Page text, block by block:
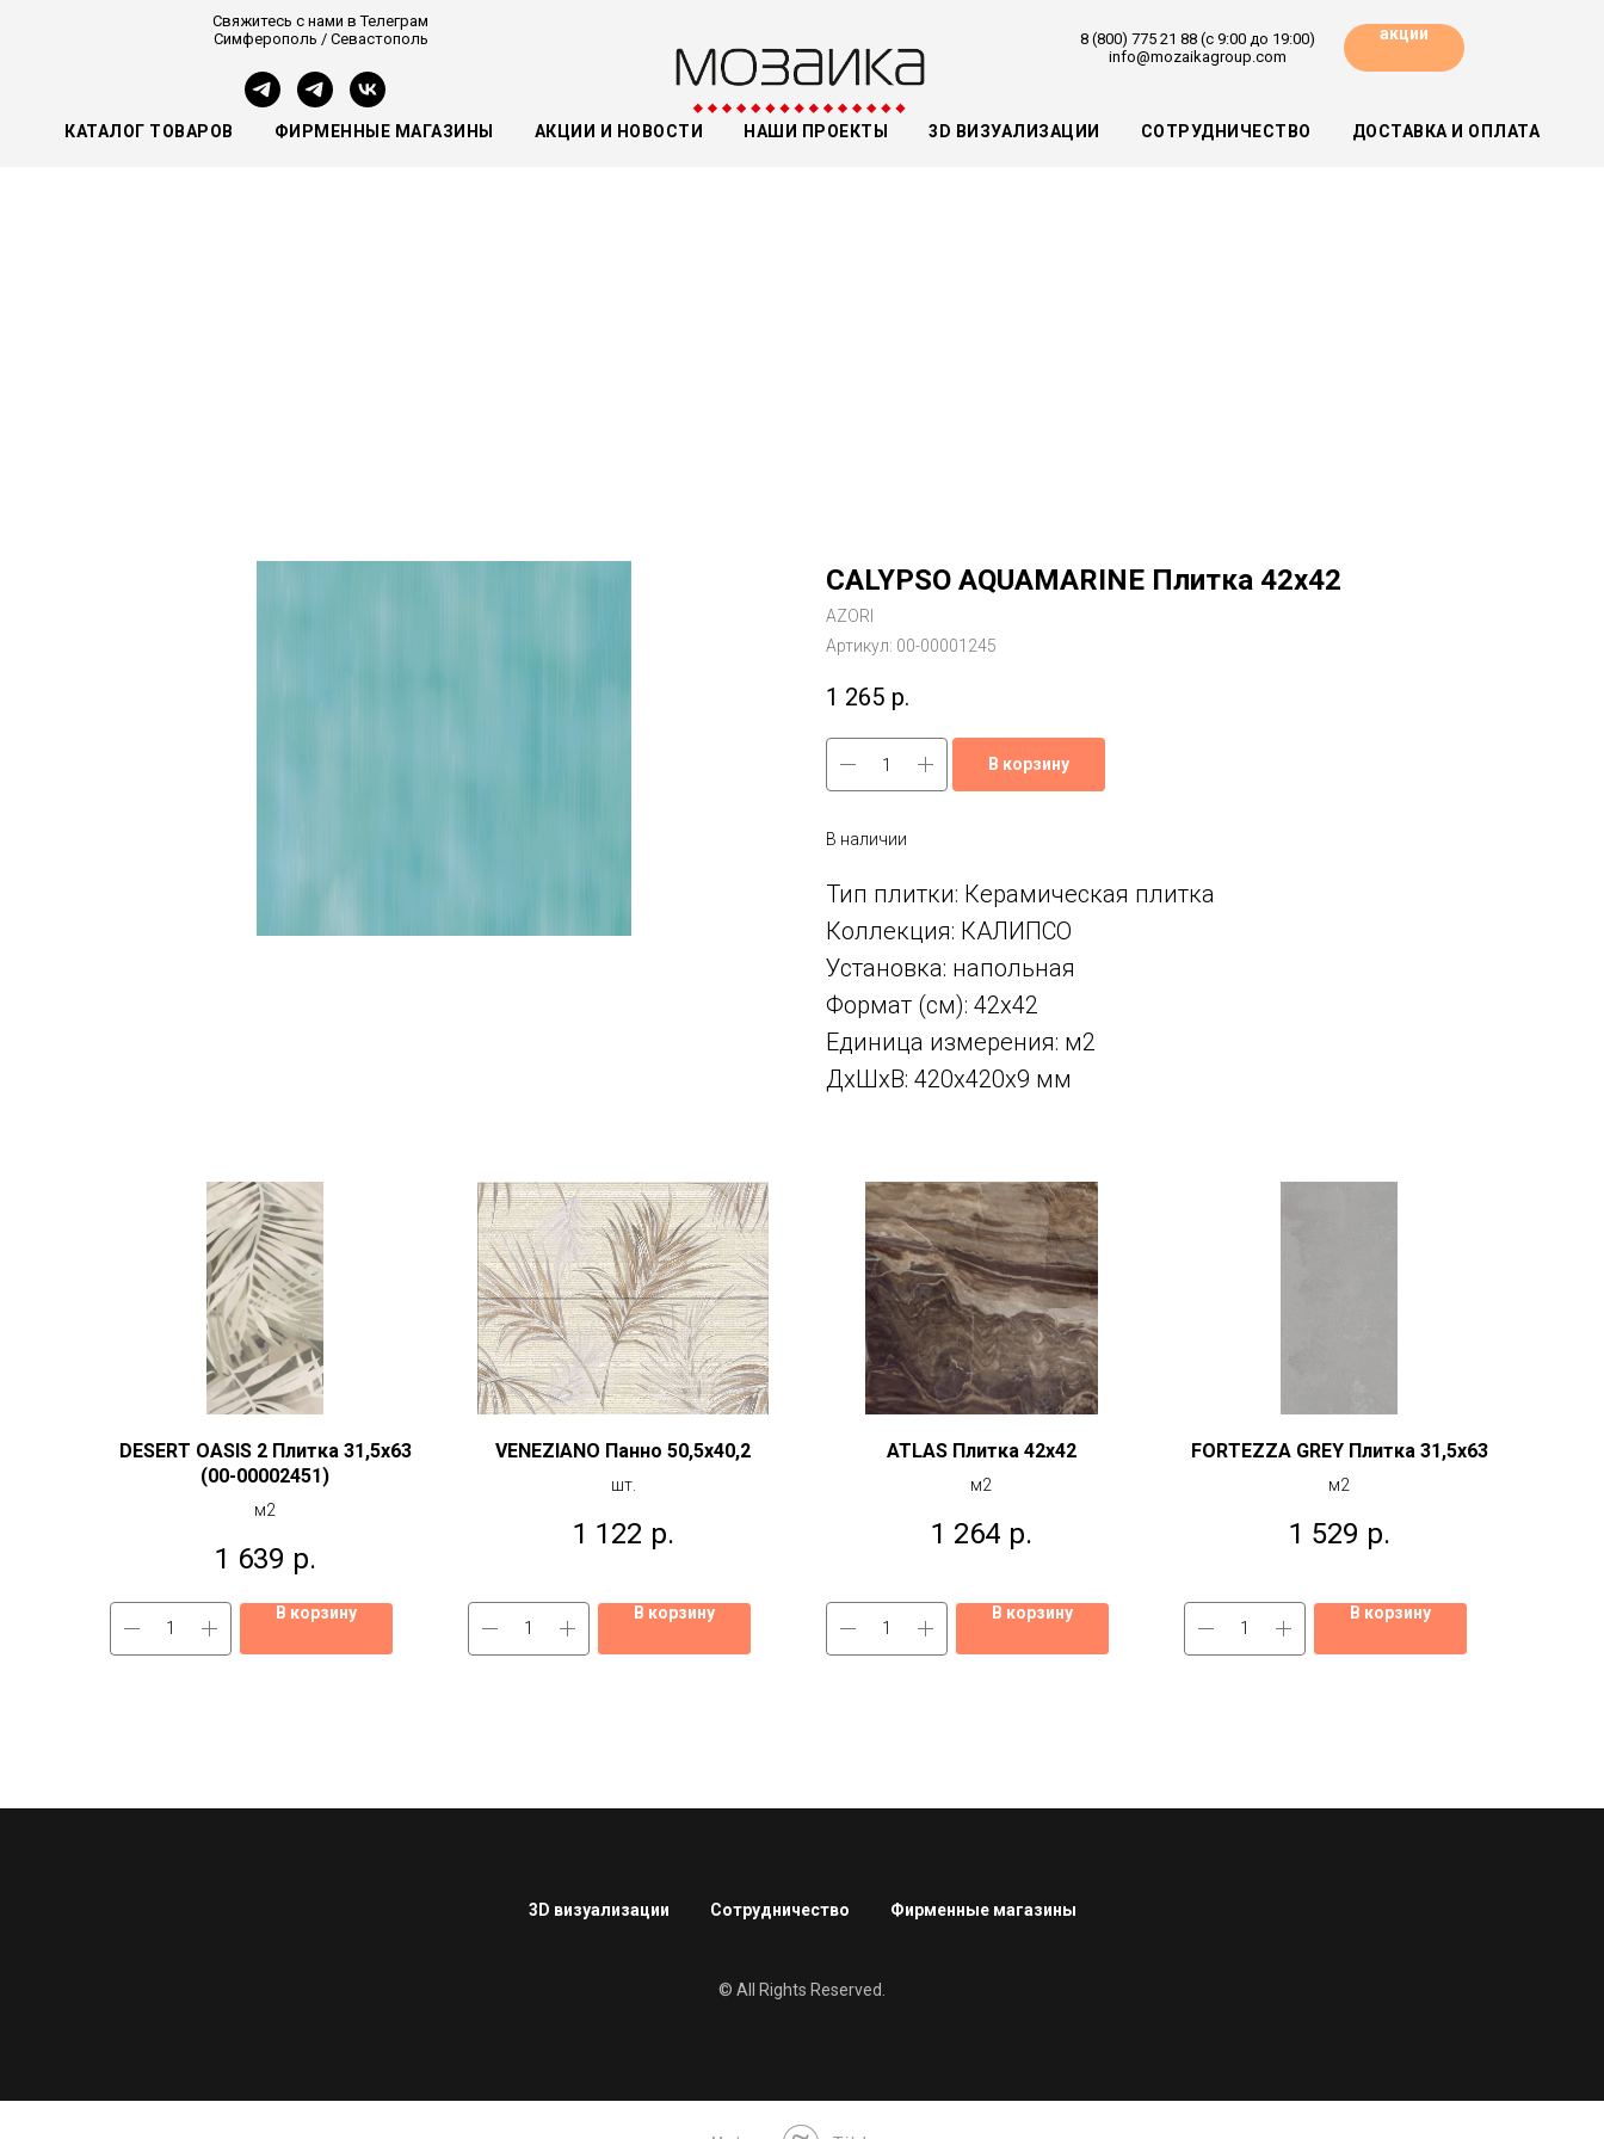
Свяжитесь с нами в Телеграм
Симферополь / Севастополь
8 (800) 775 21 88 (с 9:00 до 19:00)
info@mozaikagroup.com
акции
КАТАЛОГ ТОВАРОВ ФИРМЕННЫЕ МАГАЗИНЫ АКЦИИ И НОВОСТИ НАШИ ПРОЕКТЫ 3D ВИЗУАЛИЗАЦИИ СОТРУДНИЧЕСТВО ДОСТАВКА И ОПЛАТА
CALYPSO AQUAMARINE Плитка 42x42
AZORI
Артикул: 00-00001245
1 265 р.
В корзину
В наличии
Тип плитки: Керамическая плитка
Коллекция: КАЛИПСО
Установка: напольная
Формат (см): 42x42
Единица измерения: м2
ДxШxВ: 420x420x9 мм
DESERT OASIS 2 Плитка 31,5x63
(00-00002451)
м2
1 639 р.
В корзину
VENEZIANO Панно 50,5x40,2
шт.
1 122 р.
В корзину
ATLAS Плитка 42x42
м2
1 264 р.
В корзину
FORTEZZA GREY Плитка 31,5x63
м2
1 529 р.
В корзину
3D визуализации Сотрудничество Фирменные магазины
© All Rights Reserved.